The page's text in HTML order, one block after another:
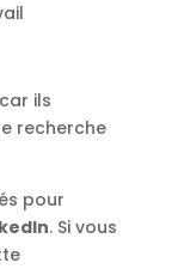
ils
recherche
pour
. Si vous